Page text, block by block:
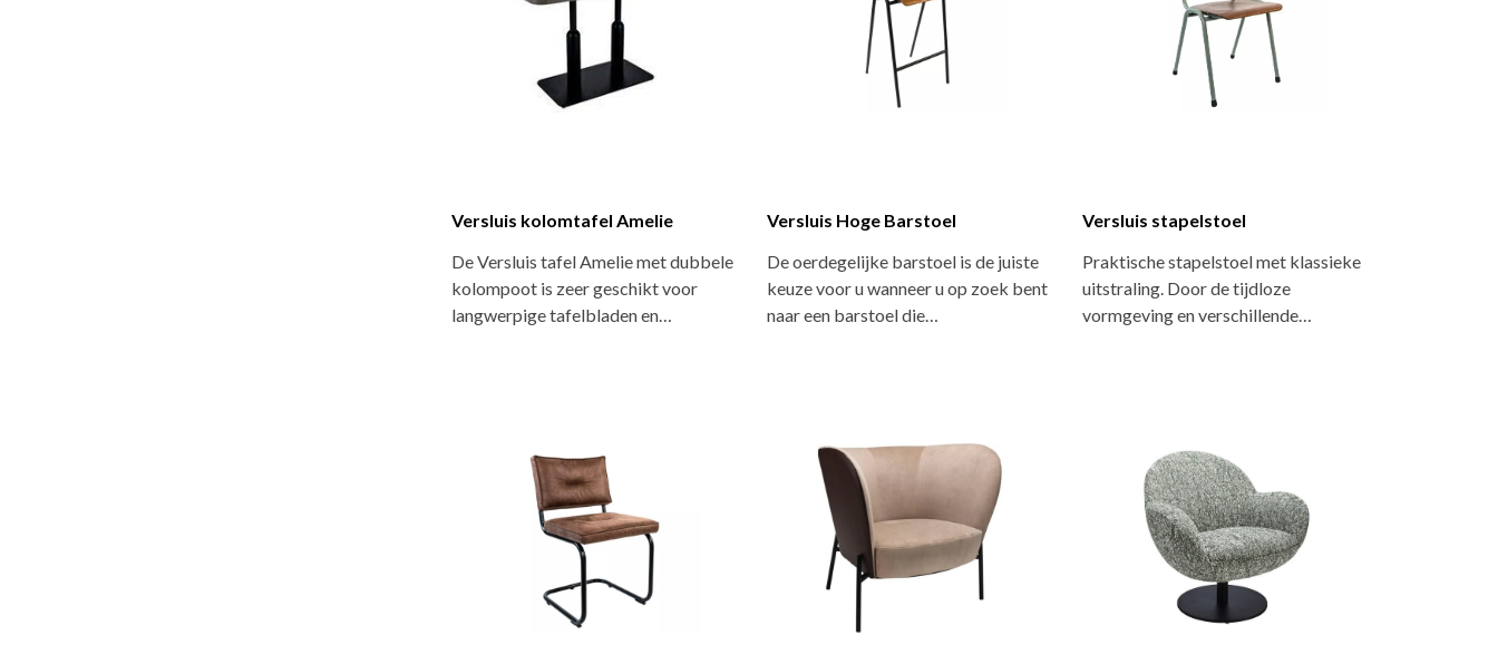
Versluis kolomtafel Amelie
De Versluis tafel Amelie met dubbele
kolompoot is zeer geschikt voor
langwerpige tafelbladen en…
Versluis Hoge Barstoel
De oerdegelijke barstoel is de juiste
keuze voor u wanneer u op zoek bent
naar een barstoel die…
Versluis stapelstoel
Praktische stapelstoel met klassieke
uitstraling. Door de tijdloze
vormgeving en verschillende…